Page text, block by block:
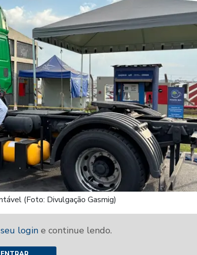
(Foto: Divulgação Gasmig)
login e continue lendo.